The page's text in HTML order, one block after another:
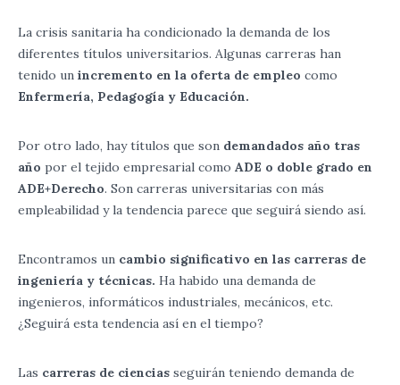
La crisis sanitaria ha condicionado la demanda de los
diferentes títulos universitarios. Algunas carreras han
tenido un incremento en la oferta de empleo como
Enfermería, Pedagogía y Educación.
Por otro lado, hay títulos que son demandados año tras
año por el tejido empresarial como ADE o doble grado en
ADE+Derecho. Son carreras universitarias con más
empleabilidad y la tendencia parece que seguirá siendo así.
Encontramos un cambio significativo en las carreras de
ingeniería y técnicas. Ha habido una demanda de
ingenieros, informáticos industriales, mecánicos, etc.
¿Seguirá esta tendencia así en el tiempo?
Las carreras de ciencias seguirán teniendo demanda de